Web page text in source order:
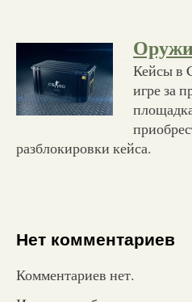
Кейсы в
игре за
разблокировки кейса.
Нет комментариев
Комментариев нет.